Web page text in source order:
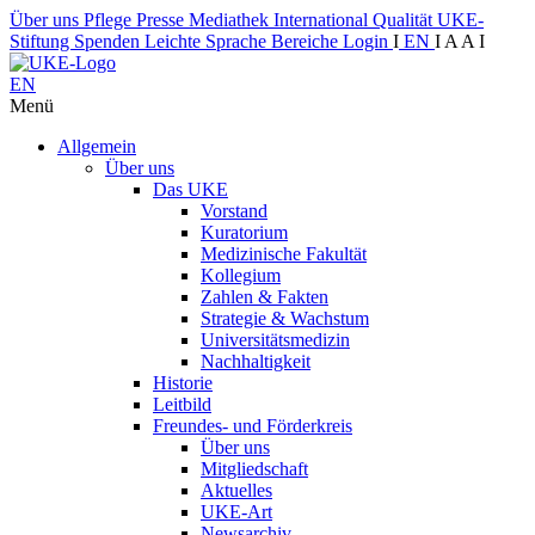
Über uns Pflege Presse Mediathek International Qualität UKE-
Stiftung Spenden Leichte Sprache Bereiche Login I EN I A A I
EN
Menü
Allgemein
Über uns
Das UKE
Vorstand
Kuratorium
Medizinische Fakultät
Kollegium
Zahlen & Fakten
Strategie & Wachstum
Universitätsmedizin
Nachhaltigkeit
Historie
Leitbild
Freundes- und Förderkreis
Über uns
Mitgliedschaft
Aktuelles
UKE-Art